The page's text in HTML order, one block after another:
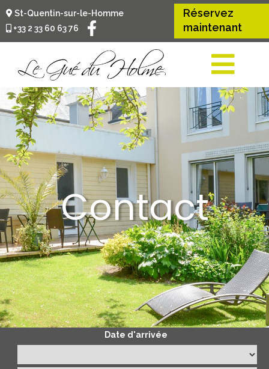
St-Quentin-sur-le-Homme
+33 2 33 60 63 76
Réservez
maintenant
Contact
Date d'arrivée